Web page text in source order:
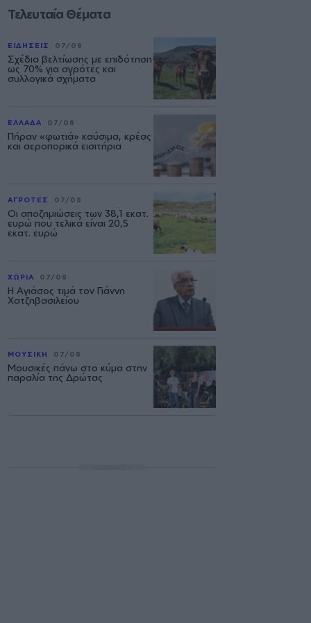
Τελευταία Θέματα
ΕΙΔΗΣΕΙΣ 07/08
Σχέδια βελτίωσης με επιδότηση
ως 70% για αγρότες και
συλλογικά σχήματα
ΕΛΛΑΔΑ 07/08
Πήραν «φωτιά» καύσιμα, κρέας
και αεροπορικά εισιτήρια
ΑΓΡΟΤΕΣ 07/08
Οι αποζημιώσεις των 38,1 εκατ.
ευρώ που τελικά είναι 20,5
εκατ. ευρώ
ΧΩΡΙΑ 07/08
Η Αγιάσος τιμά τον Γιάννη
Χατζηβασιλείου
ΜΟΥΣΙΚΗ 07/08
Μουσικές πάνω στο κύμα στην
παραλία της Δρώτας